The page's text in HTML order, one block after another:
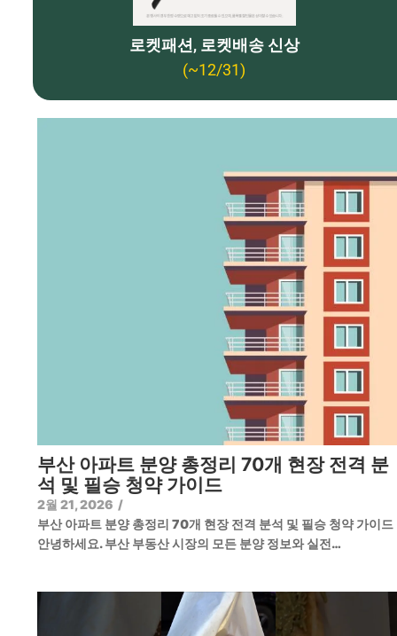
로켓패션, 로켓배송 신상
(~12/31)
부산 아파트 분양 총정리 70개 현장 전격 분
석 및 필승 청약 가이드
2월 21, 2026 /
부산 아파트 분양 총정리 70개 현장 전격 분석 및 필승 청약 가이
안녕하세요. 부산 부동산 시장의 모든 분양 정보와 실전…